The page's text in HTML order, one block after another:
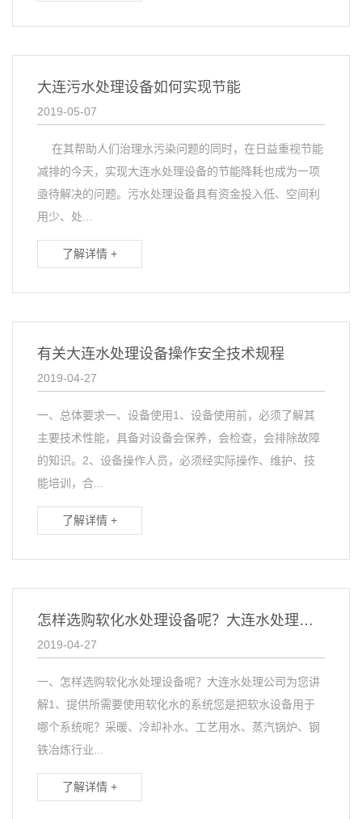
大连污水处理设备如何实现节能
2019-05-07
在其帮助人们治理水污染问题的同时，在日益重视节能
减排的今天，实现大连水处理设备的节能降耗也成为一项
亟待解决的问题。污水处理设备具有资金投入低、空间利
用少、处...
了解详情 +
有关大连水处理设备操作安全技术规程
2019-04-27
一、总体要求一、设备使用1、设备使用前，必须了解其
主要技术性能，具备对设备会保养，会检查，会排除故障
的知识。2、设备操作人员，必须经实际操作、维护、技
能培训，合...
了解详情 +
怎样选购软化水处理设备呢？大连水处理公司为您讲解
2019-04-27
一、怎样选购软化水处理设备呢？大连水处理公司为您讲
解1、提供所需要使用软化水的系统您是把软水设备用于
哪个系统呢？采暖、冷却补水、工艺用水、蒸汽锅炉、钢
铁冶炼行业...
了解详情 +